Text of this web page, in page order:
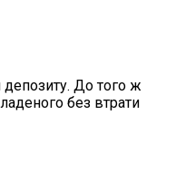
депозиту. До того ж
без втрати